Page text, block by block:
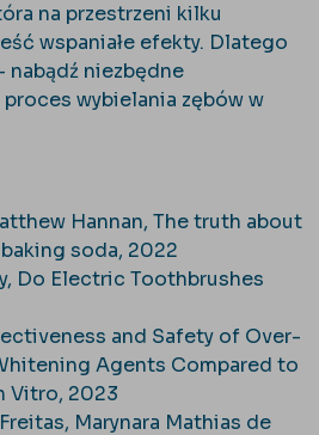
na przestrzeni kilku
wspaniałe efekty. Dlatego
nabądź niezbędne
wybielania zębów w
Hannan, The truth about
soda, 2022
Do Electric Toothbrushes
and Safety of Over-
Agents Compared to
Vitro, 2023
Marynara Mathias de